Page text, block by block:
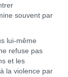
souvent par
lui-même
refuse pas
et les
la violence par